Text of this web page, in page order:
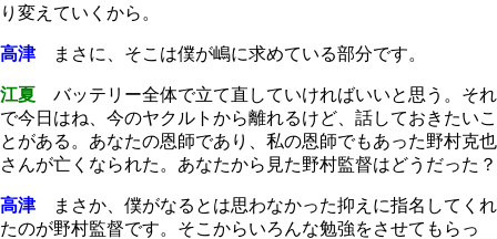
り変えていくから。
高津まさに、そこは僕が嶋に求めている部分です。
江夏 バッテリー全体で立て直していければいいと思う。それ
で今日はね、今のヤクルトから離れるけど、話しておきたいこ
とがある。あなたの恩師であり、私の恩師でもあった野村克也
さんが亡くなられた。あなたから見た野村監督はどうだった？
高津まさか、僕がなるとは思わなかった抑えに指名してくれ
たのが野村監督です。そこからいろんな勉強をさせてもらっ